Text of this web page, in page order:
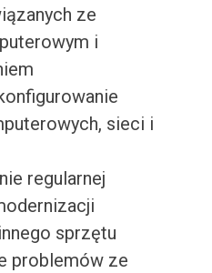
ze
i
sieci i
regularnej
sprzętu
problemów ze